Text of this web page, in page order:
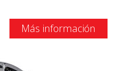
Más información